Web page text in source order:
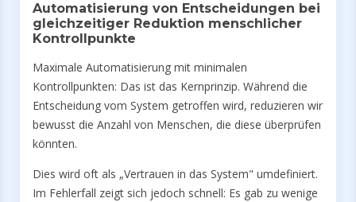
Automatisierung von Entscheidungen bei
gleichzeitiger Reduktion menschlicher
Kontrollpunkte
Maximale Automatisierung mit minimalen
Kontrollpunkten: Das ist das Kernprinzip. Während die
Entscheidung vom System getroffen wird, reduzieren wir
bewusst die Anzahl von Menschen, die diese überprüfen
könnten.
Dies wird oft als „Vertrauen in das System" umdefiniert.
Im Fehlerfall zeigt sich jedoch schnell: Es gab zu wenige